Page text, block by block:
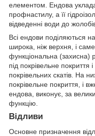
елементом. Ендова
профнастилу, а її
відведенні води до
Всі ендови поділяються
широка, ніж верхня, і
функціональна (захисна)
під покрівельне покриття
покрівельних скатів. На
покрівельне покриття, і
ендова, виконує, за
функцію.
Відливи
Основне призначення